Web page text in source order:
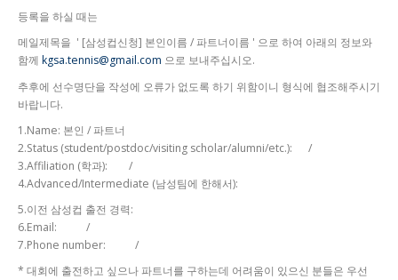
등록을 하실 때는
메일제목을 ' [삼성컵신청] 본인이름 / 파트너이름 ' 으로 하여 아래의 정보와
함께 kgsa.tennis@gmail.com 으로 보내주십시오.
추후에 선수명단을 작성에 오류가 없도록 하기 위함이니 형식에 협조해주시기
바랍니다.
1.Name: 본인 / 파트너
2.Status (student/postdoc/visiting scholar/alumni/etc.): /
3.Affiliation (학과): /
4.Advanced/Intermediate (남성팀에 한해서):
5.이전 삼성컵 출전 경력:
6.Email: /
7.Phone number: /
* 대회에 출전하고 싶으나 파트너를 구하는데 어려움이 있으신 분들은 우선